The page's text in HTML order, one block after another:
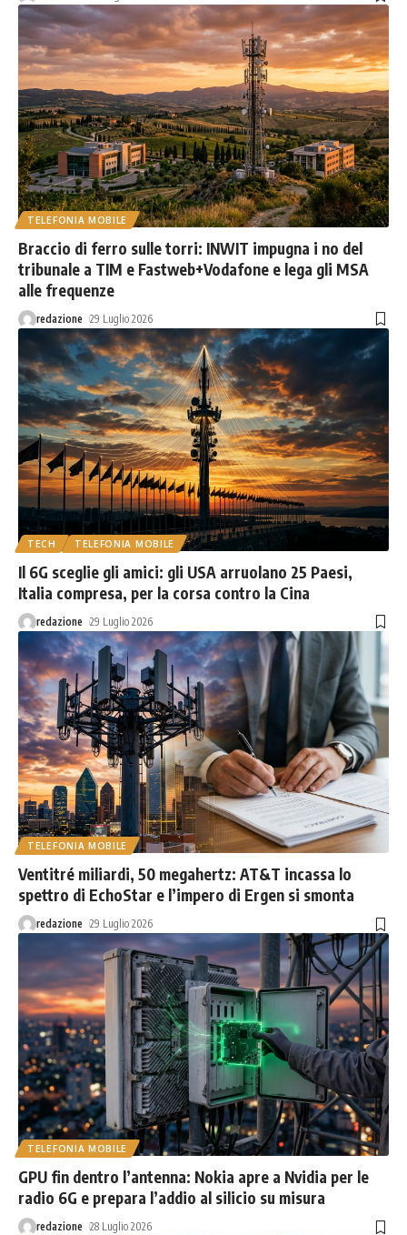
TELEFONIA MOBILE
Braccio di ferro sulle torri: INWIT impugna i no del
tribunale a TIM e Fastweb+Vodafone e lega gli MSA
alle frequenze
redazione 29 Luglio 2026
TECH TELEFONIA MOBILE
Il 6G sceglie gli amici: gli USA arruolano 25 Paesi,
Italia compresa, per la corsa contro la Cina
redazione 29 Luglio 2026
TELEFONIA MOBILE
Ventitré miliardi, 50 megahertz: AT&T incassa lo
spettro di EchoStar e l’impero di Ergen si smonta
redazione 29 Luglio 2026
TELEFONIA MOBILE
GPU fin dentro l’antenna: Nokia apre a Nvidia per le
radio 6G e prepara l’addio al silicio su misura
redazione 28 Luglio 2026